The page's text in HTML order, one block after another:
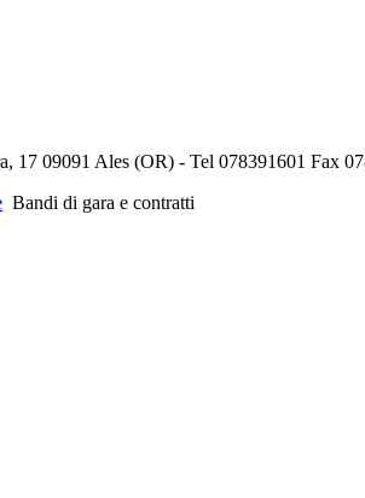
17 09091 Ales (OR) - Tel 078391601 Fax
Bandi di gara e contratti